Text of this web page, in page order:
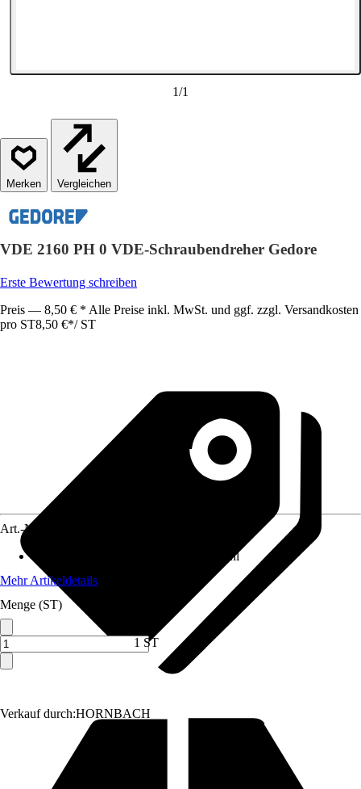
1/1
Vergleichen
VDE 2160 PH 0 VDE-Schraubendreher Gedore
Erste Bewertung schreiben
Preis — 8,50 € * Alle Preise inkl. MwSt. und ggf. zzgl. Versandkosten
pro ST8,50 €*/ ST
Verkauf durch:HORNBACH
Art.-Nr.
Chrom-Vanadium-Stahl
Mehr Artikeldetails
Menge (ST)
1 ST